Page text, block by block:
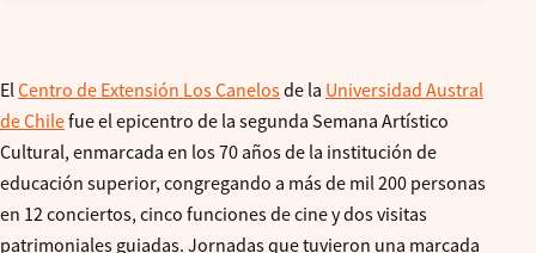
ElCentro de Extensión Los Canelosde la Universidad Austral
de Chilefue el epicentro de la segunda Semana Artístico
Cultural, enmarcada en los 70 años de la institución de
educación superior, congregando a más de mil 200 personas
en 12 conciertos, cinco funciones de cine y dos visitas
patrimoniales guiadas. Jornadas que tuvieron una marcada